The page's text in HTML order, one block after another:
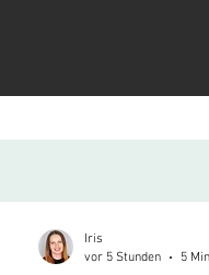
Iris
vor 5 Stunden
5